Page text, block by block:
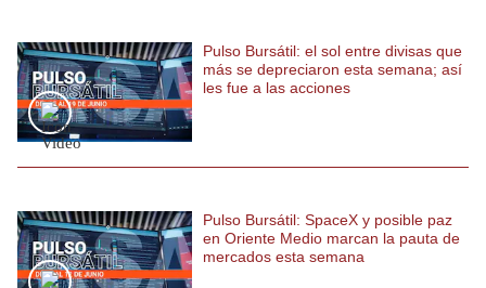
Pulso Bursátil: el sol entre divisas que
más se depreciaron esta semana; así
les fue a las acciones
Pulso Bursátil: SpaceX y posible paz
en Oriente Medio marcan la pauta de
mercados esta semana